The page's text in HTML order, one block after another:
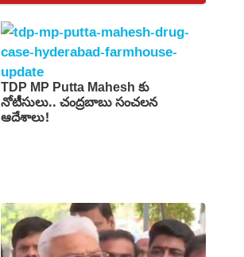
TDP MP Putta Mahesh కు
నోటీసులు.. చంద్రబాబు సంచలన
ఆదేశాలు!